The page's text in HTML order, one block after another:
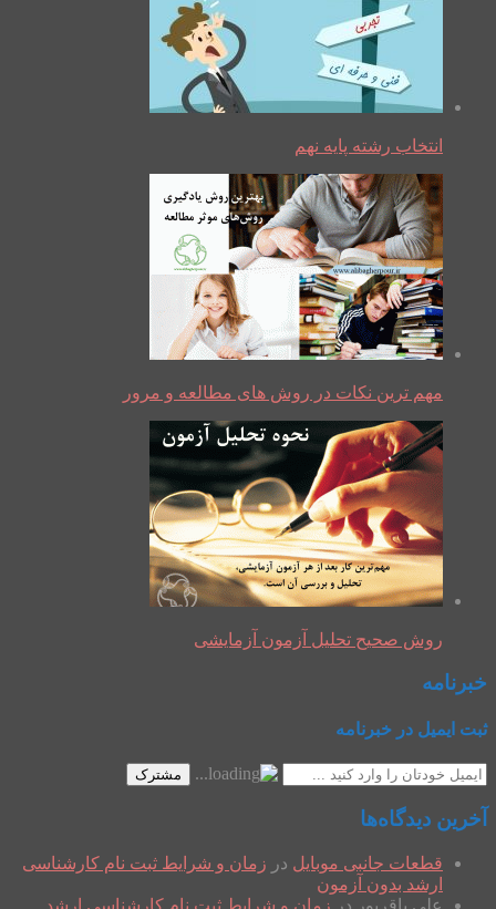
انتخاب رشته پایه نهم
مهم ترین نکات در روش های مطالعه و مرور
روش صحیح تحلیل آزمون آزمایشی
خبرنامه
ثبت ایمیل در خبرنامه
مشترک
آخرین دیدگاه‌ها
قطعات جانبی موبایل در زمان و شرایط ثبت نام کارشناسی
ارشد بدون آزمون
علی باقرپور در زمان و شرایط ثبت نام کارشناسی ارشد